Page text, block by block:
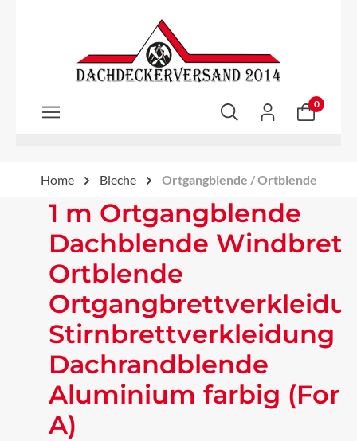
Zum Hauptinhalt springen
0
Home Bleche Ortgangblende / Ortblende
1 m Ortgangblende
Dachblende Windbrett
Ortblende
Stirnbrettverkleidung
Dachrandblende
Aluminium farbig
A)